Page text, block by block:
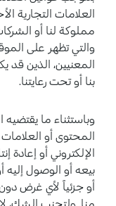
العلامات التجارية
مملوكة لنا أو الشركات
والتي تظهر على
المعنيين، الذين قد
بنا أو تحت رعايتنا.
وباستثناء ما يقتضيه
المحتوى أو العلامات
الإلكتروني أو إعادة
بيعه أو الوصول إليه
أو جزئياً لأي غرض
منا. ولتجنب الشك، لا